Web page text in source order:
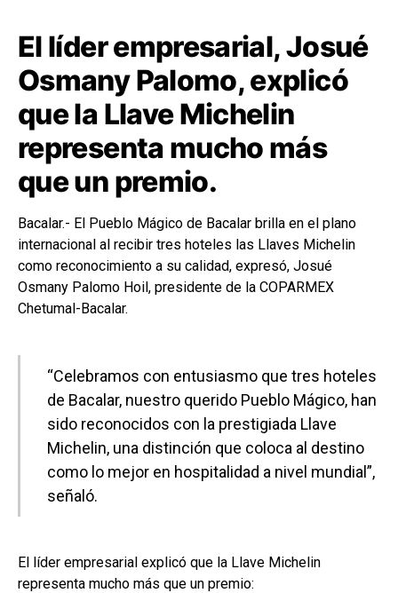
El líder empresarial, Josué
Osmany Palomo, explicó
que la Llave Michelin
representa mucho más
que un premio.
Bacalar.- El Pueblo Mágico de Bacalar brilla en el plano
internacional al recibir tres hoteles las Llaves Michelin
como reconocimiento a su calidad, expresó, Josué
Osmany Palomo Hoil, presidente de la COPARMEX
Chetumal-Bacalar.
“Celebramos con entusiasmo que tres hoteles
de Bacalar, nuestro querido Pueblo Mágico, han
sido reconocidos con la prestigiada Llave
Michelin, una distinción que coloca al destino
como lo mejor en hospitalidad a nivel mundial”,
señaló.
El líder empresarial explicó que la Llave Michelin
representa mucho más que un premio: